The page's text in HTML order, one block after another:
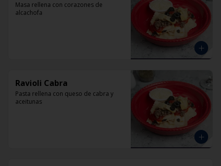
Masa rellena con corazones de
alcachofa
Ravioli Cabra
Pasta rellena con queso de cabra y
aceitunas